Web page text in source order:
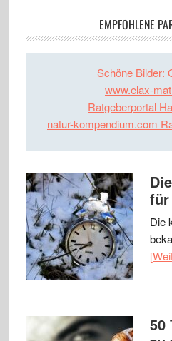
EMPFOHLENE
Schöne Bilder:
www.elax-
Ratgeberportal
natur-kompendium.com
für
Die
50